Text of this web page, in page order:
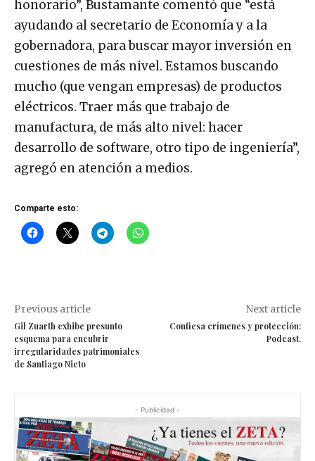
honorario”, Bustamante comentó que “está
ayudando al secretario de Economía y a la
gobernadora, para buscar mayor inversión en
cuestiones de más nivel. Estamos buscando
mucho (que vengan empresas) de productos
eléctricos. Traer más que trabajo de
manufactura, de más alto nivel: hacer
desarrollo de software, otro tipo de ingeniería”,
agregó en atención a medios.
Comparte esto:
Previous article
Gil Zuarth exhibe presunto
esquema para encubrir
irregularidades patrimoniales
de Santiago Nieto
Next article
Confiesa crímenes y protección:
Podcast.
- Publicidad -